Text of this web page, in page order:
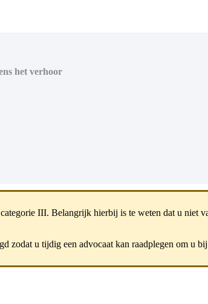
het verhoor
III. Belangrijk hierbij is te weten dat u niet
zodat u tijdig een advocaat kan raadplegen om u